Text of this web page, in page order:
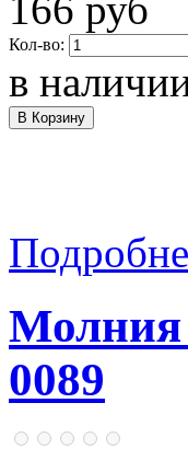
Кол-во:
в
Молния
0089